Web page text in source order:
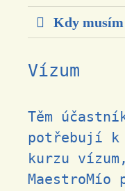
Kdy
Vízum
Těm
potřebují k
kurzu
MaestroMío